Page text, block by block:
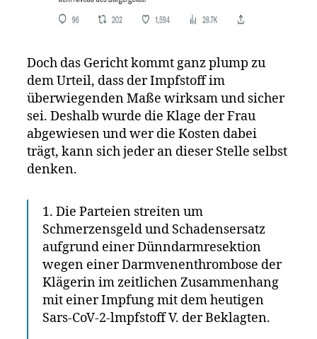
Doch das Gericht kommt ganz plump zu
dem Urteil, dass der Impfstoff im
überwiegenden Maße wirksam und sicher
sei. Deshalb wurde die Klage der Frau
abgewiesen und wer die Kosten dabei
trägt, kann sich jeder an dieser Stelle selbst
denken.
1. Die Parteien streiten um
Schmerzensgeld und Schadensersatz
aufgrund einer Dünndarmresektion
wegen einer Darmvenenthrombose der
Klägerin im zeitlichen Zusammenhang
mit einer Impfung mit dem heutigen
Sars-CoV-2-lmpfstoff V. der Beklagten.